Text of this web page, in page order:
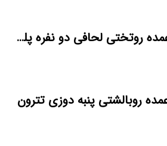
قیمت عمده روتختی لحافی دو نفره پلی استر
روبالشتی پنبه دوزی تترون